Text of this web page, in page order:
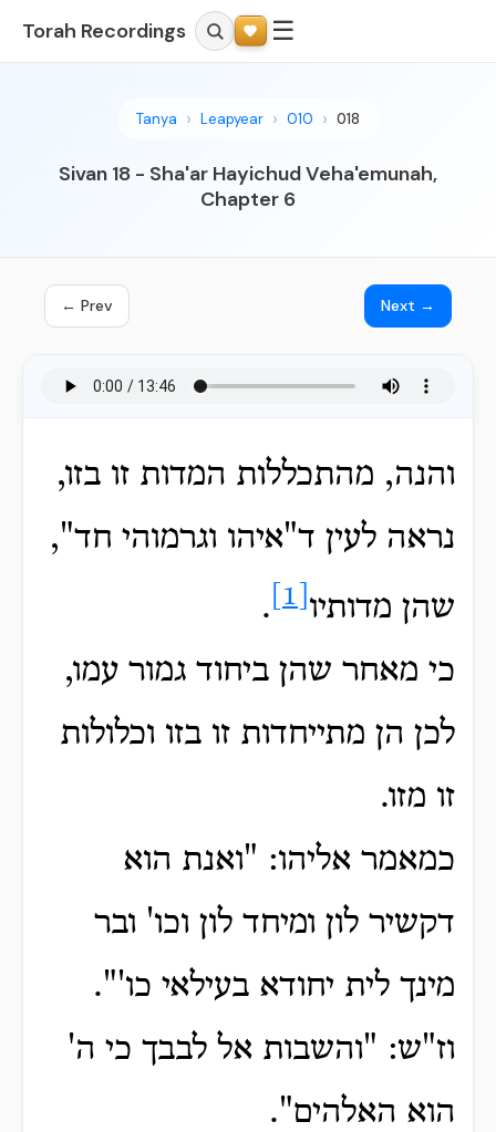
Torah Recordings ☰
Tanya Leapyear 010 018
Sivan 18 - Sha'ar Hayichud Veha'emunah,
Chapter 6
← Prev Next →
והנה, מהתכללות המדות זו בזו,
נראה לעין ד"איהו וגרמוהי חד",
שהן מדותיו
.
כי מאחר שהן ביחוד גמור עמו,
לכן הן מתייחדות זו בזו וכלולות
זו מזו.
כמאמר אליהו: "ואנת הוא
דקשיר לון ומיחד לון וכו' ובר
מינך לית יחודא בעילאי כו'".
וז"ש: "והשבות אל לבבך כי ה'
הוא האלהים".